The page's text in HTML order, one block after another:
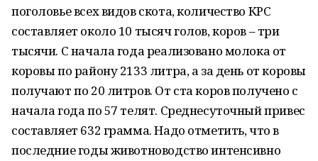
поголовье всех видов скота, количество КРС
составляет около 10 тысяч голов, коров – три
тысячи. С начала года реализовано молока от
коровы по району 2133 литра, а за день от коровы
получают по 20 литров. От ста коров получено с
начала года по 57 телят. Среднесуточный привес
составляет 632 грамма. Надо отметить, что в
последние годы животноводство интенсивно